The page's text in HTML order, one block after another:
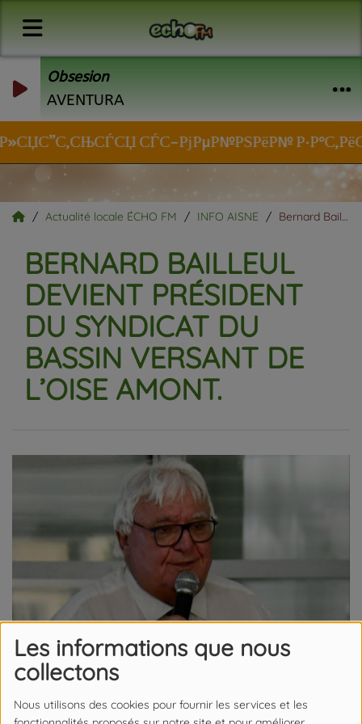
Les informations que nous
collectons
Nous utilisons des cookies pour fournir les services et les
Obsesion
AVENTURA
СЃС–РјРµР№РЅРёР№
Actualité locale ÉCHO FM INFO AISNE Bernard Bailleul devient président du Syndicat du bassin versant de l’Oise amont.
BERNARD BAILLEUL
DEVIENT PRÉSIDENT
DU SYNDICAT DU
BASSIN VERSANT DE
L’OISE AMONT.